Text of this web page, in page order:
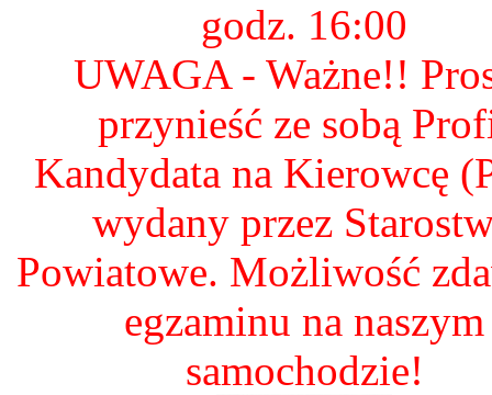
godz. 16:00
UWAGA - Ważne!!
przynieść ze sobą
Kandydata na Kierowcę
wydany przez
Powiatowe. Możliwość
egzaminu na naszym
samochodzie!